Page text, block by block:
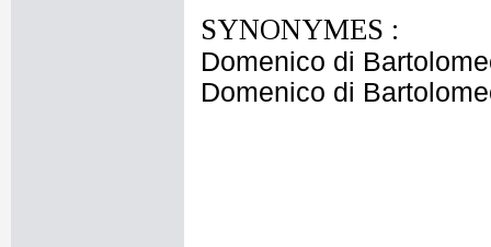
SYNONYMES :
Domenico di
Domenico di